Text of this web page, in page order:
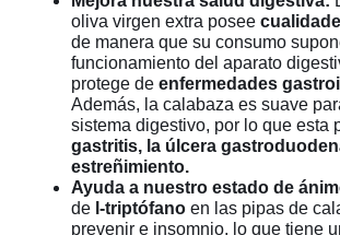
oliva virgen extra posee
de manera que su consumo
funcionamiento del aparato
protege de enfermedades
Además, la calabaza es suave
sistema digestivo, por lo que esta
gastritis, la úlcera
estreñimiento.
Ayuda a nuestro estado de
de l-triptófano en las pipas de
prevenir e insomnio, lo que tiene